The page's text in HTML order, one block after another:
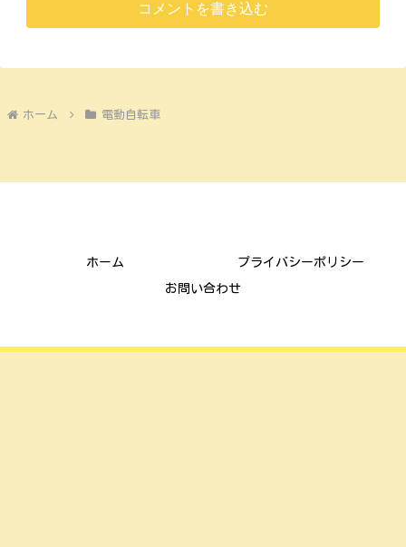
コメントを書き込む
ホーム 電動自転車
ホーム プライバシーポリシー
お問い合わせ